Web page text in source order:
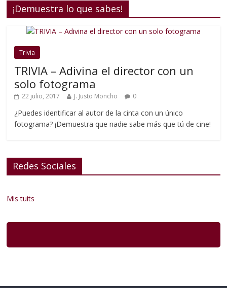
¡Demuestra lo que sabes!
Trivia
TRIVIA – Adivina el director con un
solo fotograma
22 julio, 2017 J. Justo Moncho 0
¿Puedes identificar al autor de la cinta con un único
fotograma? ¡Demuestra que nadie sabe más que tú de cine!
Redes Sociales
Mis tuits